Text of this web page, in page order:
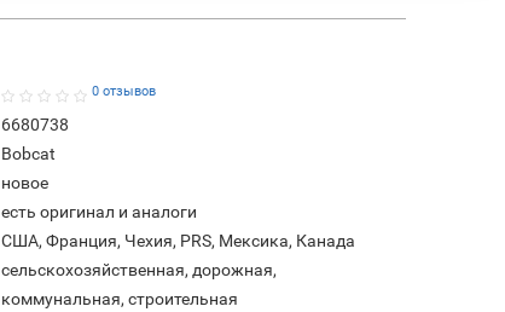
0 отзывов
6680738
Bobcat
новое
есть оригинал и аналоги
США, Франция, Чехия, PRS, Мексика, Канада
сельскохозяйственная, дорожная,
коммунальная, строительная